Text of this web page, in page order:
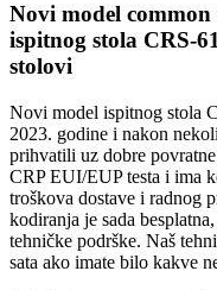
Novi model
ispitnog stola CRS-
stolovi
Novi model ispitnog stola
2023. godine i nakon
prihvatili uz dobre
CRP EUI/EUP testa i ima
troškova dostave i radnog
kodiranja je sada
tehničke podrške. Naš
sata ako imate bilo kakve